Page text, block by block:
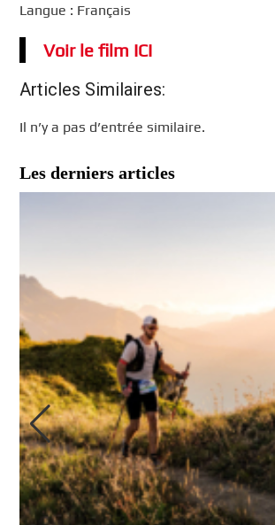
Langue : Français
Voir le film ICI
Articles Similaires:
Il n’y a pas d’entrée similaire.
Les derniers articles